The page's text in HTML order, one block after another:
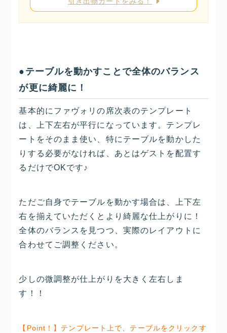
●テーブルを動かすことで全体のバランス
が更に綺麗に！
基本的にファヴォリの席次表のテンプレート
は、上下左右が平行になっています。テンプレ
ートをそのまま使い、特にテーブルを動かした
りする必要がなければ、あとはゲストを配置す
るだけでOKです♪
ただご自身でテーブルを動かす場合は、上下左
右を揃えていただくとより綺麗な仕上がりに！
全体のバランスを見つつ、実際のレイアウトに
合わせてご調整ください。
少しの微調整が仕上がりを大きく左右しま
す！！
【Point！】テンプレート上で、テーブルをクリックす